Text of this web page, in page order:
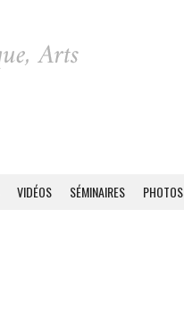
VIDÉOS SÉMINAIRES PHOTOS